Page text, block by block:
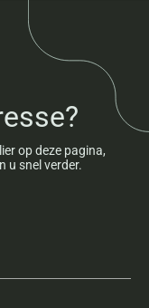
op deze pagina,
u snel verder.